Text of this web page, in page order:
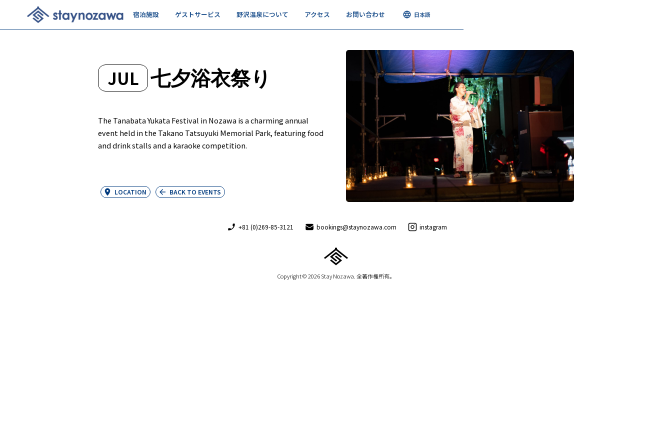
宿泊施設 ゲストサービス 野沢温泉について アクセス お問い合わせ 日本語
JUL 七夕浴衣祭り
The Tanabata Yukata Festival in Nozawa is a charming annual
event held in the Takano Tatsuyuki Memorial Park, featuring food
and drink stalls and a karaoke competition.
LOCATION BACK TO EVENTS
+81 (0)269-85-3121 bookings@staynozawa.com instagram
Copyright © 2026 Stay Nozawa. 全著作権所有。